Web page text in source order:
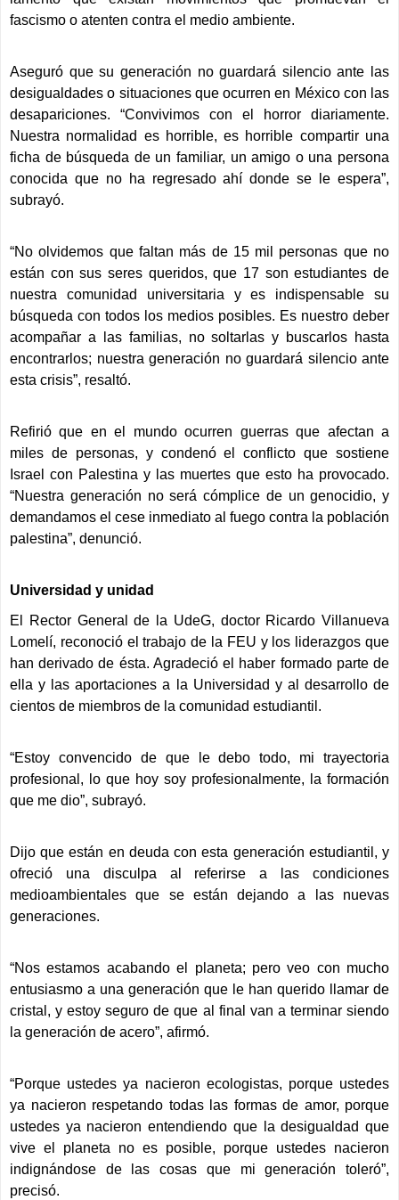
fascismo o atenten contra el medio ambiente.
Aseguró que su generación no guardará silencio ante las
desigualdades o situaciones que ocurren en México con las
desapariciones. “Convivimos con el horror diariamente.
Nuestra normalidad es horrible, es horrible compartir una
ficha de búsqueda de un familiar, un amigo o una persona
conocida que no ha regresado ahí donde se le espera”,
subrayó.
“No olvidemos que faltan más de 15 mil personas que no
están con sus seres queridos, que 17 son estudiantes de
nuestra comunidad universitaria y es indispensable su
búsqueda con todos los medios posibles. Es nuestro deber
acompañar a las familias, no soltarlas y buscarlos hasta
encontrarlos; nuestra generación no guardará silencio ante
esta crisis”, resaltó.
Refirió que en el mundo ocurren guerras que afectan a
miles de personas, y condenó el conflicto que sostiene
Israel con Palestina y las muertes que esto ha provocado.
“Nuestra generación no será cómplice de un genocidio, y
demandamos el cese inmediato al fuego contra la población
palestina”, denunció.
Universidad y unidad
El Rector General de la UdeG, doctor Ricardo Villanueva
Lomelí, reconoció el trabajo de la FEU y los liderazgos que
han derivado de ésta. Agradeció el haber formado parte de
ella y las aportaciones a la Universidad y al desarrollo de
cientos de miembros de la comunidad estudiantil.
“Estoy convencido de que le debo todo, mi trayectoria
profesional, lo que hoy soy profesionalmente, la formación
que me dio”, subrayó.
Dijo que están en deuda con esta generación estudiantil, y
ofreció una disculpa al referirse a las condiciones
medioambientales que se están dejando a las nuevas
generaciones.
“Nos estamos acabando el planeta; pero veo con mucho
entusiasmo a una generación que le han querido llamar de
cristal, y estoy seguro de que al final van a terminar siendo
la generación de acero”, afirmó.
“Porque ustedes ya nacieron ecologistas, porque ustedes
ya nacieron respetando todas las formas de amor, porque
ustedes ya nacieron entendiendo que la desigualdad que
vive el planeta no es posible, porque ustedes nacieron
indignándose de las cosas que mi generación toleró”,
precisó.